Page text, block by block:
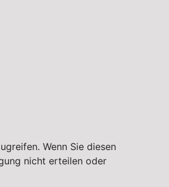
Wenn Sie diesen
nicht erteilen oder